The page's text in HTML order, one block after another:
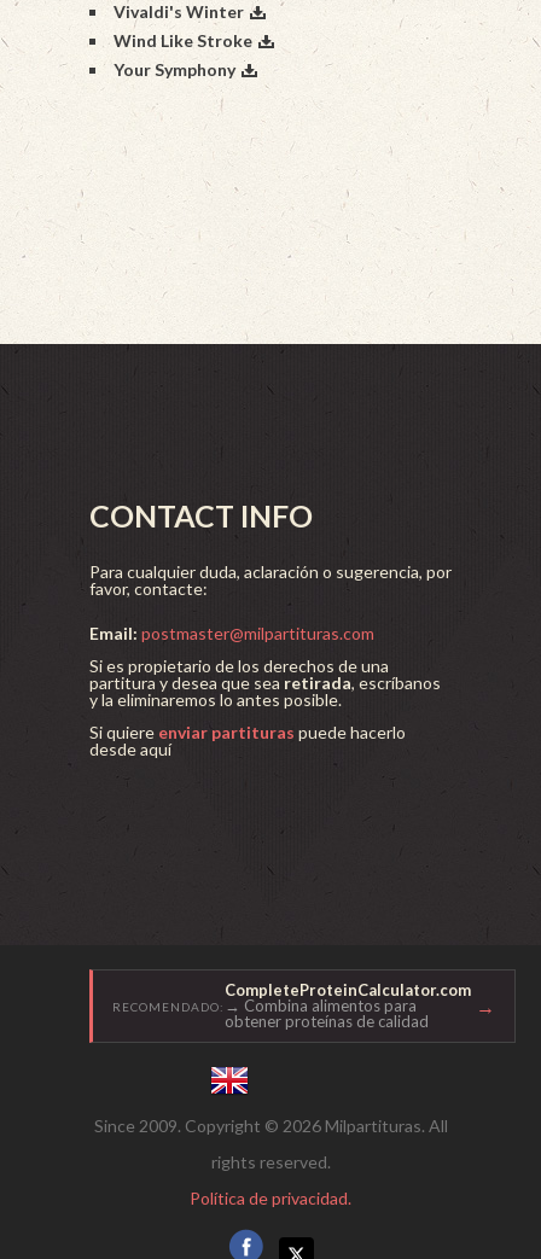
Vivaldi's Winter
Wind Like Stroke
Your Symphony
CONTACT INFO
Para cualquier duda, aclaración o sugerencia, por
favor, contacte:
Email: postmaster@milpartituras.com
Si es propietario de los derechos de una
partitura y desea que sea retirada, escríbanos
y la eliminaremos lo antes posible.
Si quiere enviar partituras puede hacerlo
desde aquí
RECOMENDADO:
CompleteProteinCalculator.com
→ Combina alimentos para
obtener proteínas de calidad
→
Since 2009. Copyright © 2026 Milpartituras. All
rights reserved.
Política de privacidad.